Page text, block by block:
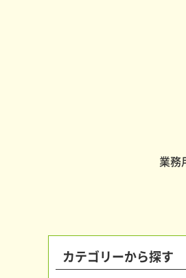
業務
カテゴリーから探す